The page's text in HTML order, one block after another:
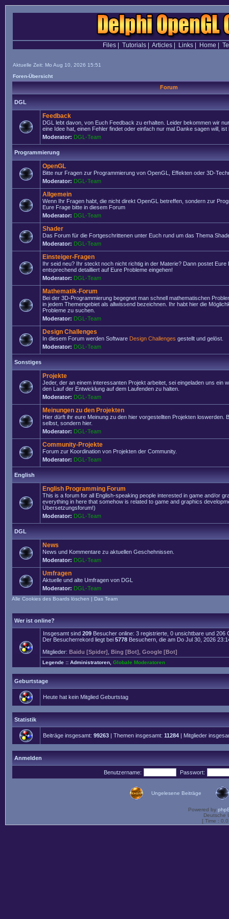
Files| Tutorials| Articles| Links| Home
Aktuelle Zeit: Mo Aug 10, 2026 15:51
Foren-Übersicht
Forum
DGL
Feedback
DGL lebt davon, von Euch Feedback zu erhalten. Leider bekommen wir
eine Idee hat, einen Fehler findet oder einfach nur mal Danke sagen will, ist
Moderator: DGL-Team
Programmierung
OpenGL
Bitte nur Fragen zur Programmierung von OpenGL, Effekten oder 3D-
Moderator: DGL-Team
Allgemein
Wenn Ihr Fragen habt, die nicht direkt OpenGL betreffen, sondern zur
Eure Frage bitte in diesem Forum
Moderator: DGL-Team
Shader
Das Forum für die Fortgeschrittenen unter Euch rund um das Thema
Moderator: DGL-Team
Einsteiger-Fragen
Ihr seid neu? Ihr steckt noch nicht richtig in der Materie? Dann postet Eure
entsprechend detailliert auf Eure Probleme eingehen!
Moderator: DGL-Team
Mathematik-Forum
Bei der 3D-Programmierung begegnet man schnell mathematischen
in jedem Themengebiet als allwissend bezeichnen. Ihr habt hier die
Probleme zu suchen.
Moderator: DGL-Team
Design Challenges
In diesem Forum werden Software Design Challenges gestellt und gelöst.
Moderator: DGL-Team
Sonstiges
Projekte
Jeder, der an einem interessanten Projekt arbeitet, sei eingeladen uns ein
den Lauf der Entwicklung auf dem Laufenden zu halten.
Moderator: DGL-Team
Meinungen zu den Projekten
Hier dürft ihr eure Meinung zu den hier vorgestellten Projekten loswerden.
selbst, sondern hier.
Moderator: DGL-Team
Community-Projekte
Forum zur Koordination von Projekten der Community.
Moderator: DGL-Team
English
English Programming Forum
This is a forum for all English-speaking people interested in game and/or
everything in here that somehow is related to game and graphics
Übersetzungsforum!)
Moderator: DGL-Team
DGL
News
News und Kommentare zu aktuellen Geschehnissen.
Moderator: DGL-Team
Umfragen
Aktuelle und alte Umfragen von DGL
Moderator: DGL-Team
Alle Cookies des Boards löschen | Das Team
Wer ist online?
Insgesamt sind 209 Besucher online: 3 registrierte, 0 unsichtbare und
Der Besucherrekord liegt bei 5778 Besuchern, die am Do Jul 30, 2026
Mitglieder: Baidu [Spider] Bing [Bot] Google [Bot]
Legende :: Administratoren Globale Moderatoren
Geburtstage
Heute hat kein Mitglied Geburtstag
Statistik
Beiträge insgesamt: 99263 | Themen insgesamt: 11284 | Mitglieder
Anmelden
Benutzername: Passwort:
Ungelesene Beiträge
Powered by
Deutsche
[ Time :